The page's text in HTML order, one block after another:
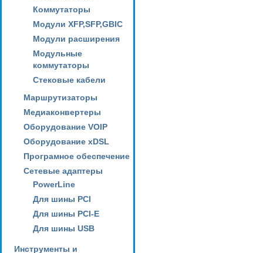
Коммутаторы
Модули XFP,SFP,GBIC
Модули расширения
Модульные
коммутаторы
Стековые кабели
Маршрутизаторы
Медиаконвертеры
Оборудование VOIP
Оборудование xDSL
Програмное обеспечение
Сетевые адаптеры
PowerLine
Для шины PCI
Для шины PCI-E
Для шины USB
Инструменты и